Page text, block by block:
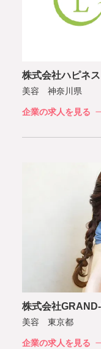
株式会社ハピネス
美容 神奈川県
企業の求人を見る
株式会社
美容 東京都
企業の求人を見る